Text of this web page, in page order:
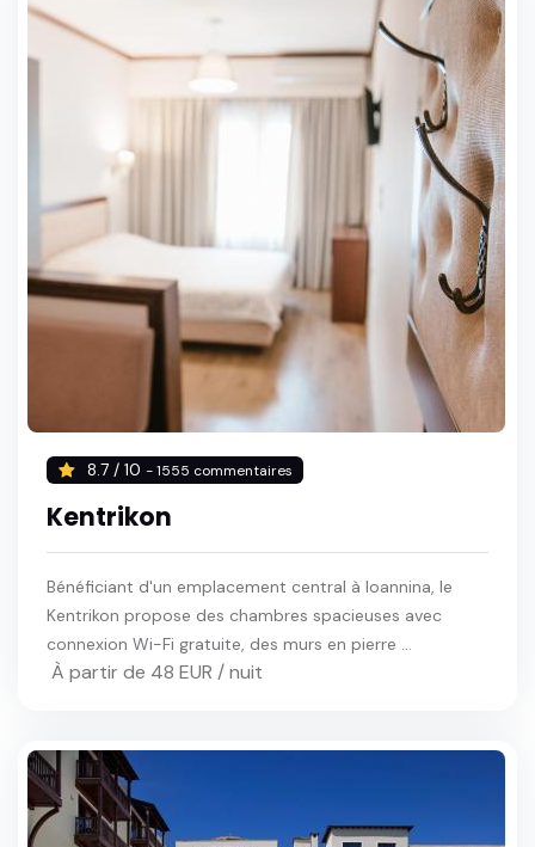
8.7 / 10 - 1555 commentaires
Kentrikon
Bénéficiant d'un emplacement central à Ioannina, le
Kentrikon propose des chambres spacieuses avec
connexion Wi-Fi gratuite, des murs en pierre ...
À partir de 48 EUR / nuit